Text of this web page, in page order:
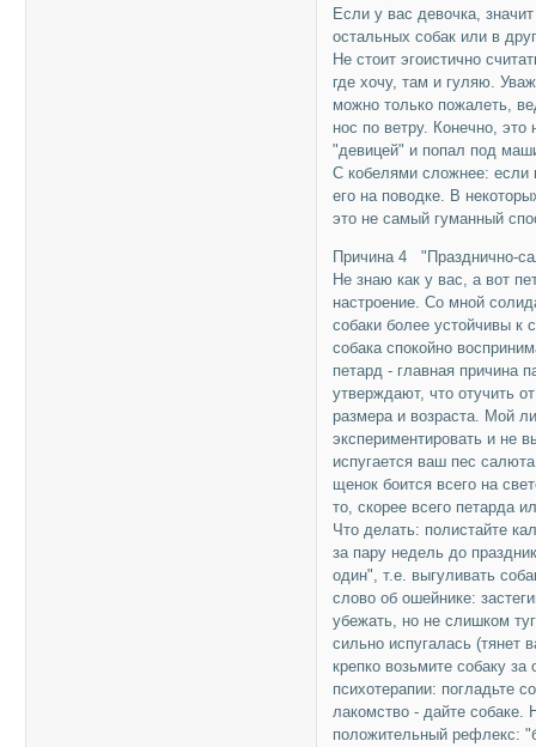
Если у вас девочка,
остальных собак или в
Не стоит эгоистично
где хочу, там и гуляю.
можно только пожалеть,
нос по ветру. Конечно,
"девицей" и попал под
С кобелями сложнее: если
его на поводке. В
это не самый гуманный
Причина 4 "Празднично-
Не знаю как у вас, а вот
настроение. Со мной
собаки более устойчивы к
собака спокойно
петард - главная причина
утверждают, что отучить
размера и возраста. Мой
экспериментировать и не
испугается ваш пес
щенок боится всего на
то, скорее всего петарда
Что делать: полистайте
за пару недель до
один", т.е. выгуливать
слово об ошейнике:
убежать, но не слишком
сильно испугалась (тянет
крепко возьмите собаку
психотерапии: погладьте
лакомство - дайте
положительный рефлекс: